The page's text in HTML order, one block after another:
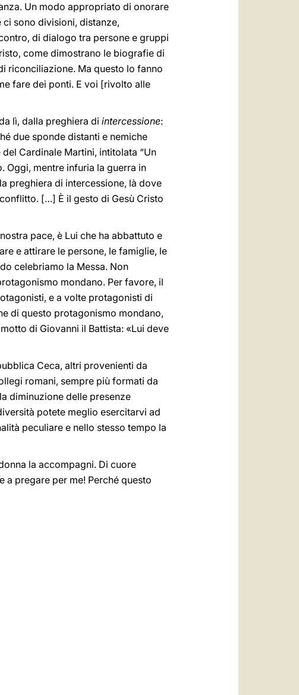
Un modo appropriato di onorare
ci sono divisioni, distanze,
di dialogo tra persone e gruppi
come dimostrano le biografie di
riconciliazione. Ma questo lo fanno
fare dei ponti. E voi [rivolto alle
lì, dalla preghiera di intercessione:
due sponde distanti e nemiche
Cardinale Martini, intitolata “Un
Oggi, mentre infuria la guerra in
preghiera di intercessione, là dove
[…] È il gesto di Gesù Cristo
pace, è Lui che ha abbattuto e
e attirare le persone, le famiglie, le
celebriamo la Messa. Non
mondano. Per favore, il
e a volte protagonisti di
di questo protagonismo mondano,
di Giovanni il Battista: «Lui deve
Ceca, altri provenienti da
romani, sempre più formati da
diminuzione delle presenze
potete meglio esercitarvi ad
peculiare e nello stesso tempo la
la accompagni. Di cuore
a pregare per me! Perché questo